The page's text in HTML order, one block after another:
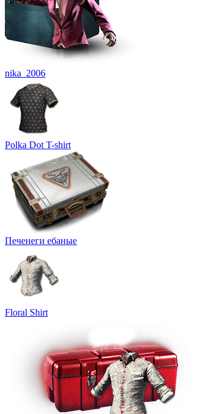
nika_2006
Polka Dot T-shirt
Печенеги ебаные
Floral Shirt